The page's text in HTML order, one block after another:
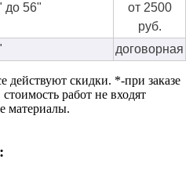
до 56"
от 2500
руб.
договорная
действуют скидки. *-при заказе
работ не входят
материалы.